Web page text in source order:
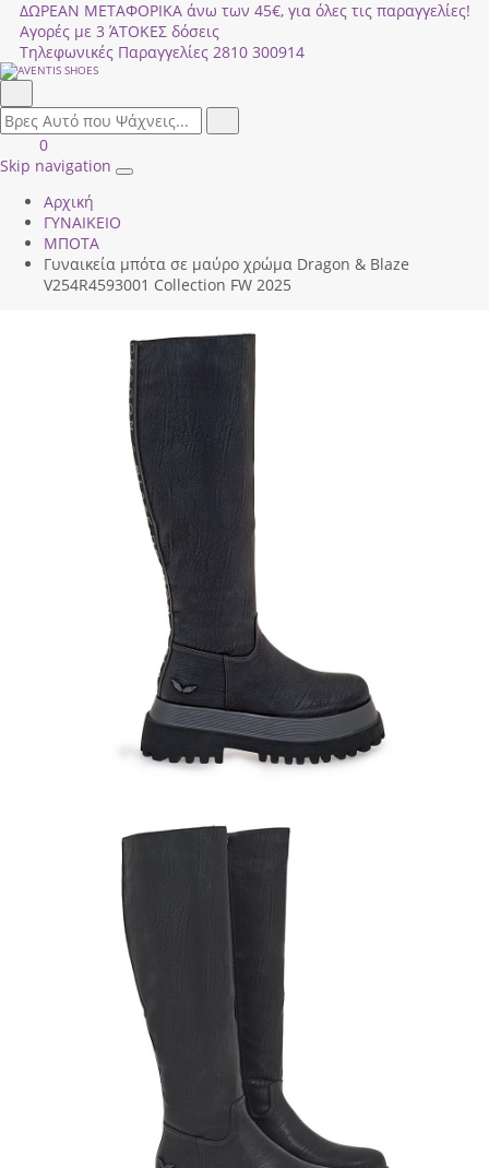
ΔΩΡΕΑΝ ΜΕΤΑΦΟΡΙΚΑ άνω των 45€, για όλες τις παραγγελίες!
Αγορές με 3 ΆΤΟΚΕΣ δόσεις
Τηλεφωνικές Παραγγελίες 2810 300914
field.search
Είσοδος
|
ΚΑΛΑΘΙ
ΑΓΟΡΩΝ
0
Skip navigation
Toggle
Αρχική
ΓΥΝΑΙΚΕΙΟ
ΜΠΟΤΑ
Γυναικεία μπότα σε μαύρο χρώμα Dragon & Blaze
V254R4593001 Collection FW 2025